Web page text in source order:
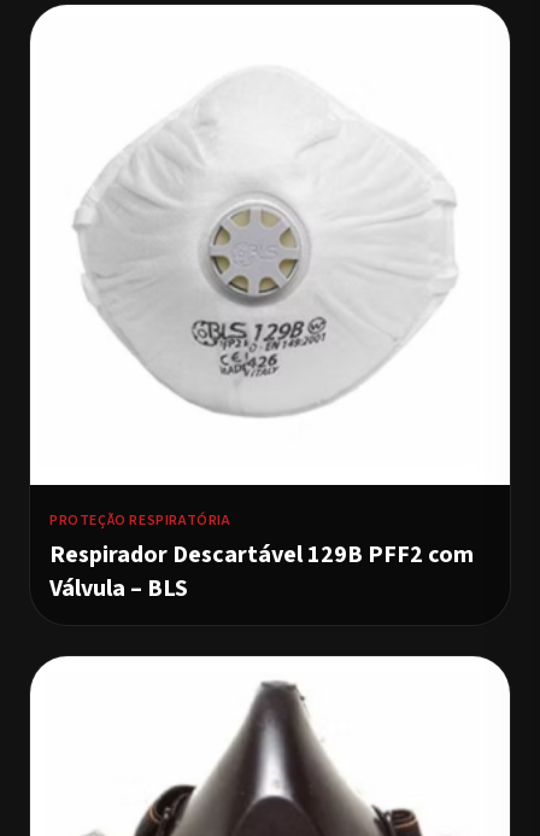
PROTEÇÃO RESPIRATÓRIA
Respirador Descartável 129B PFF2 com
Válvula – BLS